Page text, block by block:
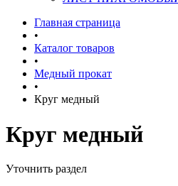
Главная страница
•
Каталог товаров
•
Медный прокат
•
Круг медный
Круг медный
Уточнить раздел